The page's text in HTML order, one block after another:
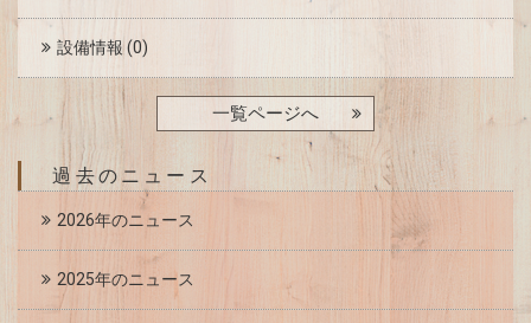
設備情報 (0)
一覧ページへ
過去のニュース
2026年のニュース
2025年のニュース